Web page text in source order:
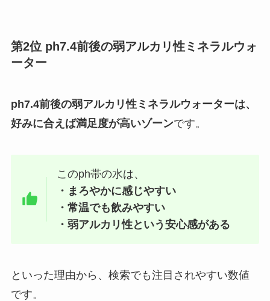
第2位 ph7.4前後の弱アルカリ性ミネラルウォ
ーター
ph7.4前後の弱アルカリ性ミネラルウォーターは、
好みに合えば満足度が高いゾーンです。
このph帯の水は、
・まろやかに感じやすい
・常温でも飲みやすい
・弱アルカリ性という安心感がある
といった理由から、検索でも注目されやすい数値
です。